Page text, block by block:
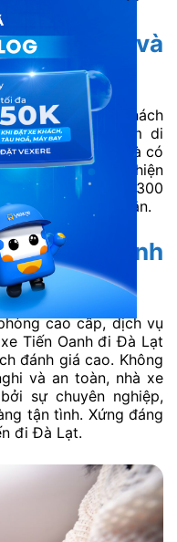
an toàn và
– Đà Lạt, hành khách
và trải nghiệm di
nghỉ hợp lý và có
thống giảm xóc hiện
đi dài hơn 300
một giấc ngủ ngắn.
Tiến Oanh
– Đà Lạt?
cao cấp, dịch vụ
Tiến Oanh đi Đà Lạt
đánh giá cao. Không
và an toàn, nhà xe
sự chuyên nghiệp,
tận tình. Xứng đáng
đi Đà Lạt.